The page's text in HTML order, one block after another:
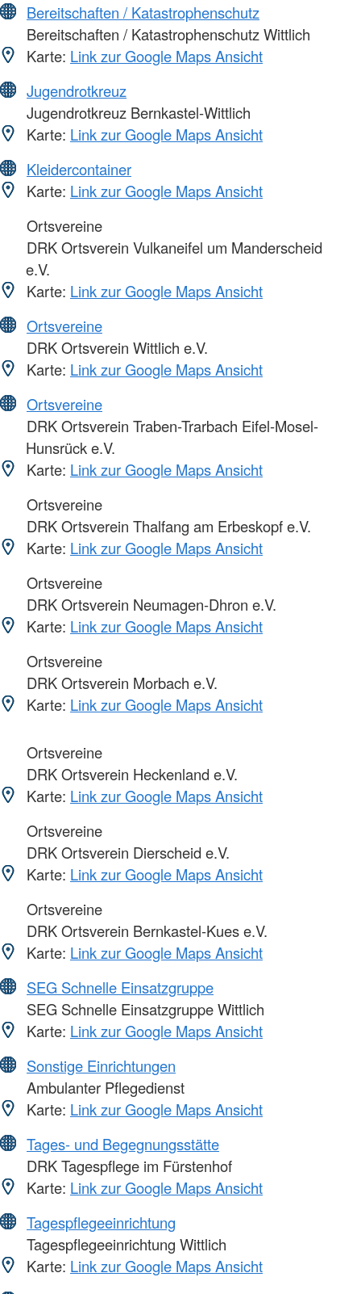
Bereitschaften / Katastrophenschutz
Bereitschaften / Katastrophenschutz Wittlich
Karte: Link zur Google Maps Ansicht
Jugendrotkreuz
Jugendrotkreuz Bernkastel-Wittlich
Karte: Link zur Google Maps Ansicht
Kleidercontainer
Karte: Link zur Google Maps Ansicht
Ortsvereine
DRK Ortsverein Vulkaneifel um Manderscheid
e.V.
Karte: Link zur Google Maps Ansicht
Ortsvereine
DRK Ortsverein Wittlich e.V.
Karte: Link zur Google Maps Ansicht
Ortsvereine
DRK Ortsverein Traben-Trarbach Eifel-Mosel-
Hunsrück e.V.
Karte: Link zur Google Maps Ansicht
Ortsvereine
DRK Ortsverein Thalfang am Erbeskopf e.V.
Karte: Link zur Google Maps Ansicht
Ortsvereine
DRK Ortsverein Neumagen-Dhron e.V.
Karte: Link zur Google Maps Ansicht
Ortsvereine
DRK Ortsverein Morbach e.V.
Karte: Link zur Google Maps Ansicht
Ortsvereine
DRK Ortsverein Heckenland e.V.
Karte: Link zur Google Maps Ansicht
Ortsvereine
DRK Ortsverein Dierscheid e.V.
Karte: Link zur Google Maps Ansicht
Ortsvereine
DRK Ortsverein Bernkastel-Kues e.V.
Karte: Link zur Google Maps Ansicht
SEG Schnelle Einsatzgruppe
SEG Schnelle Einsatzgruppe Wittlich
Karte: Link zur Google Maps Ansicht
Sonstige Einrichtungen
Ambulanter Pflegedienst
Karte: Link zur Google Maps Ansicht
Tages- und Begegnungsstätte
DRK Tagespflege im Fürstenhof
Karte: Link zur Google Maps Ansicht
Tagespflegeeinrichtung
Tagespflegeeinrichtung Wittlich
Karte: Link zur Google Maps Ansicht